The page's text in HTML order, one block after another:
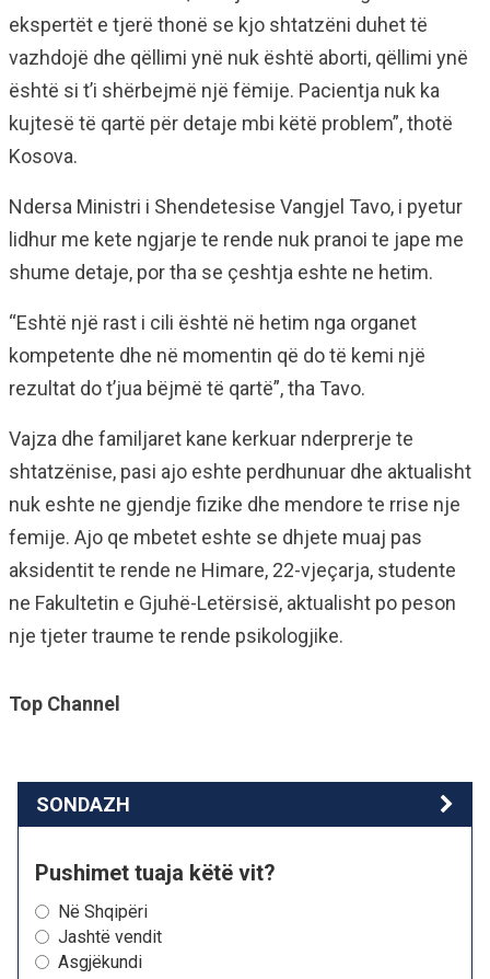
ekspertët e tjerë thonë se kjo shtatzëni duhet të
vazhdojë dhe qëllimi ynë nuk është aborti, qëllimi ynë
është si t’i shërbejmë një fëmije. Pacientja nuk ka
kujtesë të qartë për detaje mbi këtë problem”, thotë
Kosova.
Ndersa Ministri i Shendetesise Vangjel Tavo, i pyetur
lidhur me kete ngjarje te rende nuk pranoi te jape me
shume detaje, por tha se çeshtja eshte ne hetim.
“Eshtë një rast i cili është në hetim nga organet
kompetente dhe në momentin që do të kemi një
rezultat do t’jua bëjmë të qartë”, tha Tavo.
Vajza dhe familjaret kane kerkuar nderprerje te
shtatzënise, pasi ajo eshte perdhunuar dhe aktualisht
nuk eshte ne gjendje fizike dhe mendore te rrise nje
femije. Ajo qe mbetet eshte se dhjete muaj pas
aksidentit te rende ne Himare, 22-vjeçarja, studente
ne Fakultetin e Gjuhë-Letërsisë, aktualisht po peson
nje tjeter traume te rende psikologjike.
Top Channel
SONDAZH
Pushimet tuaja këtë vit?
Në Shqipëri
Jashtë vendit
Asgjëkundi